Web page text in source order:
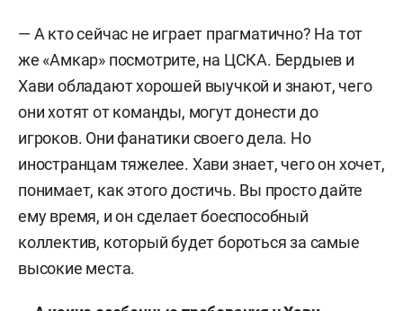
— А кто сейчас не играет прагматично? На тот
же «Амкар» посмотрите, на ЦСКА. Бердыев и
Хави обладают хорошей выучкой и знают, чего
они хотят от команды, могут донести до
игроков. Они фанатики своего дела. Но
иностранцам тяжелее. Хави знает, чего он хочет,
понимает, как этого достичь. Вы просто дайте
ему время, и он сделает боеспособный
коллектив, который будет бороться за самые
высокие места.